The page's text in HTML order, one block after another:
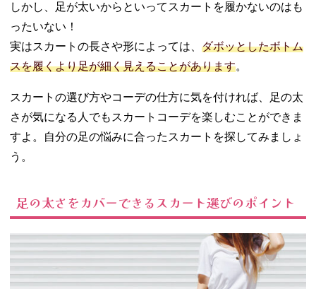
− ペンシル
スカート×ボ
リュームト
ップスのYラ
インコーデ
− マーメイ
ドスカート×
高めヒール
のフェミニ
ングブーツ
でトレンド
− Aラインス
カート×ごつ
めスニーカ
しかし、足が太いからといってスカートを履かないのはも
ったいない！
実はスカートの長さや形によっては、 ダボッとしたボトム
スを履くより足が細く見えることがあります。
スカートの選び方やコーデの仕方に気を付ければ、足の太
さが気になる人でもスカートコーデを楽しむことができま
すよ。自分の足の悩みに合ったスカートを探してみましょ
う。
足の太さをカバーできるスカート選びのポイント